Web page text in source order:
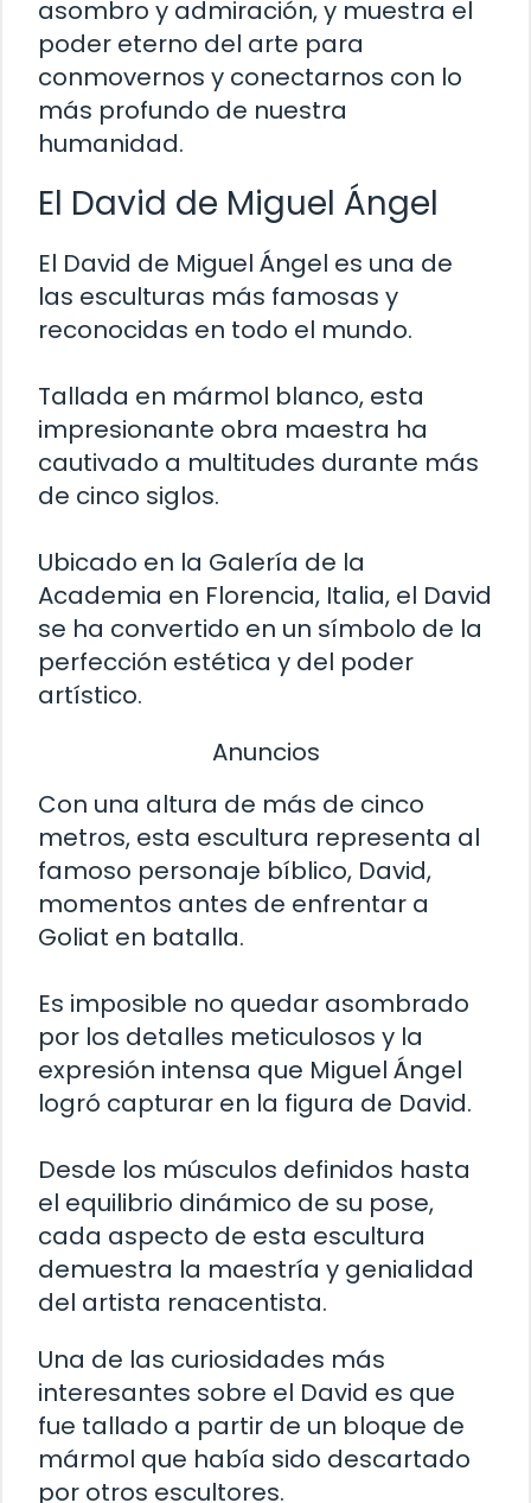
asombro y admiración, y muestra el
poder eterno del arte para
conmovernos y conectarnos con lo
más profundo de nuestra
humanidad.
El David de Miguel Ángel
El David de Miguel Ángel es una de
las esculturas más famosas y
reconocidas en todo el mundo.
Tallada en mármol blanco, esta
impresionante obra maestra ha
cautivado a multitudes durante más
de cinco siglos.
Ubicado en la Galería de la
Academia en Florencia, Italia, el David
se ha convertido en un símbolo de la
perfección estética y del poder
artístico.
Anuncios
Con una altura de más de cinco
metros, esta escultura representa al
famoso personaje bíblico, David,
momentos antes de enfrentar a
Goliat en batalla.
Es imposible no quedar asombrado
por los detalles meticulosos y la
expresión intensa que Miguel Ángel
logró capturar en la figura de David.
Desde los músculos definidos hasta
el equilibrio dinámico de su pose,
cada aspecto de esta escultura
demuestra la maestría y genialidad
del artista renacentista.
Una de las curiosidades más
interesantes sobre el David es que
fue tallado a partir de un bloque de
mármol que había sido descartado
por otros escultores.